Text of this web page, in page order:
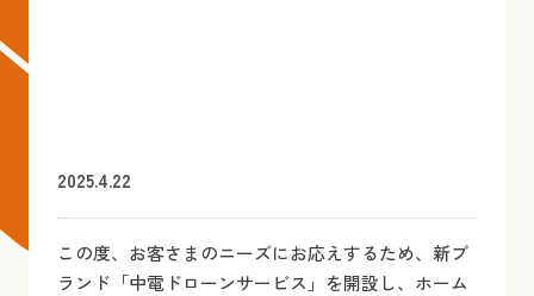
2025.4.22
この度、お客さまのニーズにお応えするため、新ブ
ランド「中電ドローンサービス」を開設し、ホーム